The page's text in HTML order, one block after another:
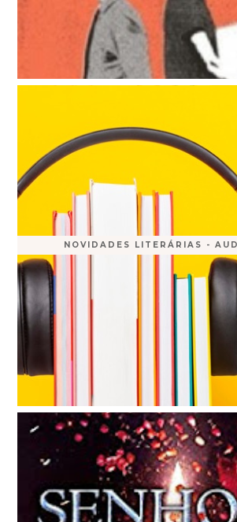
NOVIDADES LITERÁRIAS -